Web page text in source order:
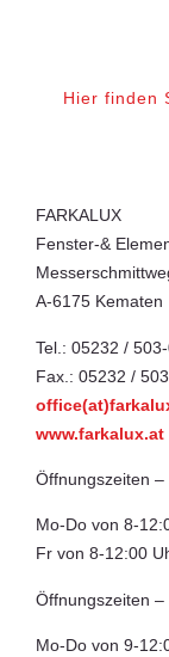
Hier finden
FARKALUX
Fenster-&
A-6175 Kematen
Tel.: 05232 /
Fax.: 05232 /
www.farkalux.at
Öffnungszeiten –
Mo-Do von 8-
Fr von 8-12:00
Öffnungszeiten –
Mo-Do von 9-